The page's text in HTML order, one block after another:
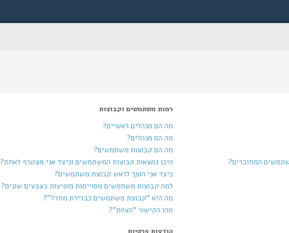
המחוברים?
רמות משתמשים וקבוצות
מה הם מנהלים ראשיים?
מה הם מנהלים?
מה הם קבוצות משתמשים?
היכן נמצאות קבוצות המשתמשים וכיצד אני מצטרף לאחת?
כיצד אני הופך לראש קבוצת משתמשים?
למה קבוצות משתמשים מסויימות מופיעות בצבעים שונים?
מה היא “קבוצת משתמשים כברירת מחדל”?
מהו הקישור “הצוות”?
הודעות פרטיות